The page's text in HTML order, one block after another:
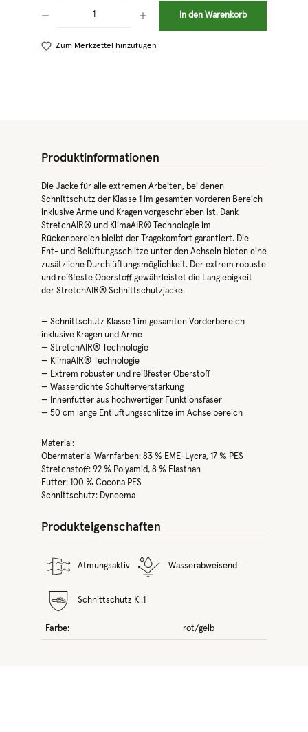
In den Warenkorb
Zum Merkzettel hinzufügen
Produktinformationen
Die Jacke für alle extremen Arbeiten, bei denen
Schnittschutz der Klasse 1 im gesamten vorderen Bereich
inklusive Arme und Kragen vorgeschrieben ist. Dank
StretchAIR® und KlimaAIR® Technologie im
Rückenbereich bleibt der Tragekomfort garantiert. Die
Ent- und Belüftungsschlitze unter den Achseln bieten eine
zusätzliche Durchlüftungsmöglichkeit. Der extrem robuste
und reißfeste Oberstoff gewährleistet die Langlebigkeit
der StretchAIR® Schnittschutzjacke.
— Schnittschutz Klasse 1 im gesamten Vorderbereich
inklusive Kragen und Arme
— StretchAIR® Technologie
— KlimaAIR® Technologie
— Extrem robuster und reißfester Oberstoff
— Wasserdichte Schulterverstärkung
— Innenfutter aus hochwertiger Funktionsfaser
— 50 cm lange Entlüftungsschlitze im Achselbereich
Material:
Obermaterial Warnfarben: 83 % EME-Lycra, 17 % PES
Stretchstoff: 92 % Polyamid, 8 % Elasthan
Futter: 100 % Cocona PES
Schnittschutz: Dyneema
Produkteigenschaften
Atmungsaktiv Wasserabweisend
Schnittschutz Kl.1
Farbe: rot/gelb